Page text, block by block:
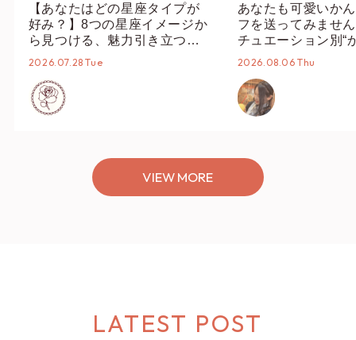
【あなたはどの星座タイプが
好み？】8つの星座イメージか
ら見つける、魅力引き立つス
タイリング♡
2026.07.28 Tue
あなたも可愛いか
フを送ってみませ
チュエーション別“
オススメ【ショッ
2026.08.06 Thu
VIEW MORE
LATEST POST